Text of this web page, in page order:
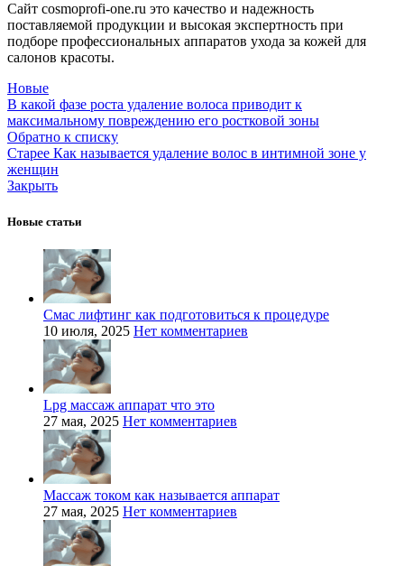
Сайт cosmoprofi-one.ru это качество и надежность
поставляемой продукции и высокая экспертность при
подборе профессиональных аппаратов ухода за кожей для
салонов красоты.
Новые
В какой фазе роста удаление волоса приводит к
максимальному повреждению его ростковой зоны
Обратно к списку
Старее Как называется удаление волос в интимной зоне у
женщин
Закрыть
Новые статьи
Смас лифтинг как подготовиться к процедуре
10 июля, 2025 Нет комментариев
Lpg массаж аппарат что это
27 мая, 2025 Нет комментариев
Массаж током как называется аппарат
27 мая, 2025 Нет комментариев